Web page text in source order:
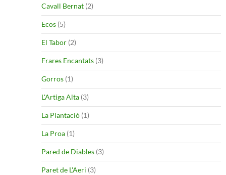
Cavall Bernat (2)
Ecos (5)
El Tabor (2)
Frares Encantats (3)
Gorros (1)
L'Artiga Alta (3)
La Plantació (1)
La Proa (1)
Pared de Diables (3)
Paret de L'Aeri (3)